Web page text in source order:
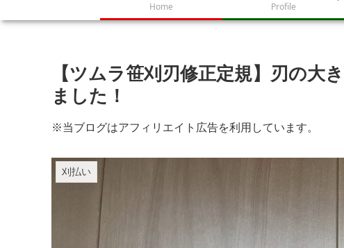
Home
Profile
【ツムラ笹刈刃修正定規】刃の大
ました！
※当ブログはアフィリエイト広告を利用しています。
刈払い